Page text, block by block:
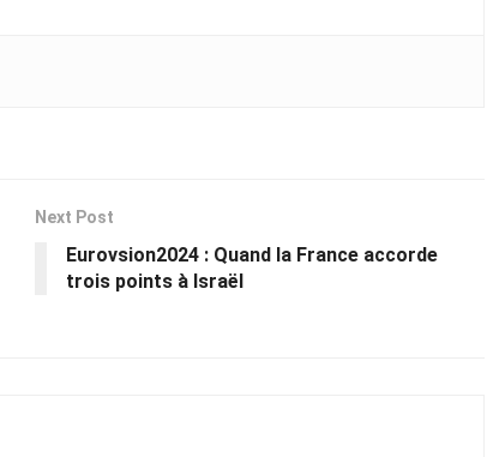
Next Post
Eurovsion2024 : Quand la France accorde
trois points à Israël